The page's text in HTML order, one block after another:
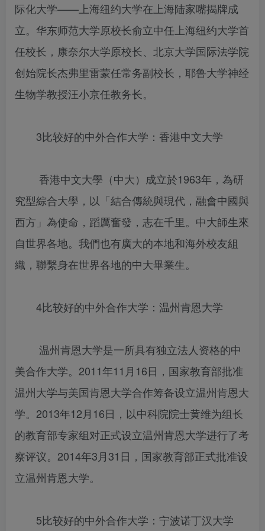
际化大学——上海纽约大学在上海陆家嘴揭牌成
立。华东师范大学原校长俞立中任上海纽约大学首
任校长，康奈尔大学原校长、北京大学国际法学院
创始院长杰弗里雷蒙任常务副校长，耶鲁大学神经
生物学教授汪小京任教务长。
3比较好的中外合作大学：香港中文大学
香港中文大學（中大）成立於1963年，為研
究型綜合大學，以「結合傳統與現代，融會中國與
西方」為使命，蹈厲奮發，志在千里。中大師生來
自世界各地。我們也有廣大的本地和海外校友組
織，聯繫身在世界各地的中大畢業生。
4比较好的中外合作大学：温州肯恩大学
温州肯恩大学是一所具有独立法人资格的中
美合作大学。2011年11月16日，国家教育部批准
温州大学与美国肯恩大学合作筹备设立温州肯恩大
学。2013年12月16日，以中科院院士黄维为组长
的教育部专家组对正式设立温州肯恩大学进行了考
察评议。2014年3月31日，国家教育部正式批准设
立温州肯恩大学。
5比较好的中外合作大学：宁波诺丁汉大学